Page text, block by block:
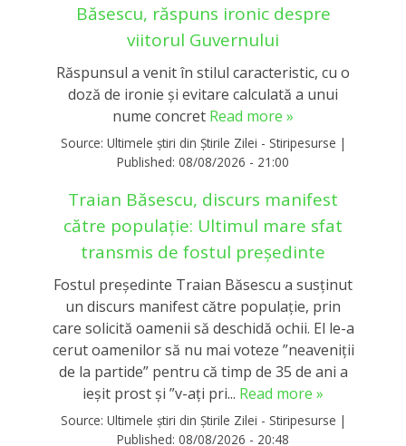
Băsescu, răspuns ironic despre
viitorul Guvernului
Răspunsul a venit în stilul caracteristic, cu o
doză de ironie și evitare calculată a unui
nume concret Read more »
Source: Ultimele știri din Știrile Zilei - Stiripesurse |
Published: 08/08/2026 - 21:00
Traian Băsescu, discurs manifest
către populație: Ultimul mare sfat
transmis de fostul președinte
Fostul președinte Traian Băsescu a susținut
un discurs manifest către populație, prin
care solicită oamenii să deschidă ochii. El le-a
cerut oamenilor să nu mai voteze ”neaveniții
de la partide” pentru că timp de 35 de ani a
ieșit prost și ”v-ați pri... Read more »
Source: Ultimele știri din Știrile Zilei - Stiripesurse |
Published: 08/08/2026 - 20:48